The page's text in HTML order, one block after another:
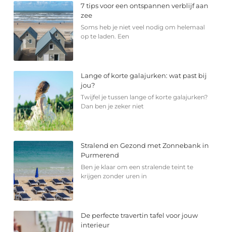
7 tips voor een ontspannen verblijf aan
zee
Soms heb je niet veel nodig om helemaal
op te laden. Een
Lange of korte galajurken: wat past bij
jou?
Twijfel je tussen lange of korte galajurken?
Dan ben je zeker niet
Stralend en Gezond met Zonnebank in
Purmerend
Ben je klaar om een stralende teint te
krijgen zonder uren in
De perfecte travertin tafel voor jouw
interieur